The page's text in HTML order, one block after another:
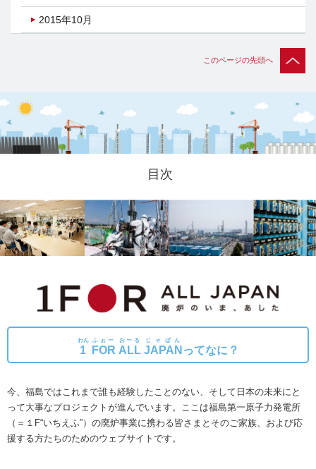
2015年10月
このページの先頭へ
目次
1
わん
FOR
ふぉー
ALL
おーる
JAPAN
じゃぱん
ってなに？
今、福島ではこれまで誰も経験したことのない、そして日本の未来にと
って大事なプロジェクトが進んでいます。 ここは福島第一原子力発電所
（＝１F“いちえふ”）の廃炉事業に携わる皆さまとそのご家族、および応
援する方たちのためのウェブサイトです。